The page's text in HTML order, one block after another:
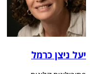
יעל ניצן כרמל